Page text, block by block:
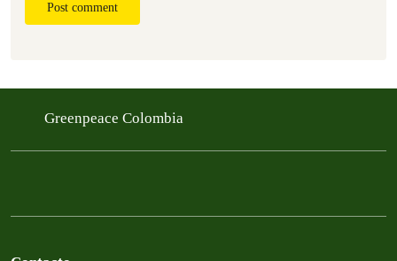
Post comment
Greenpeace Colombia